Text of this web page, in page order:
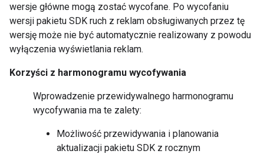
wersje główne mogą zostać wycofane. Po wycofaniu
wersji pakietu SDK ruch z reklam obsługiwanych przez tę
wersję może nie być automatycznie realizowany z powodu
wyłączenia wyświetlania reklam.
Korzyści z harmonogramu wycofywania
Wprowadzenie przewidywalnego harmonogramu
wycofywania ma te zalety:
Możliwość przewidywania i planowania
aktualizacji pakietu SDK z rocznym